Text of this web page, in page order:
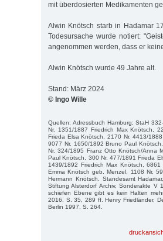
mit überdosierten Medikamenten
Alwin Knötsch starb in Hadamar
Todesursache wurde notiert:
angenommen werden, dass er
Alwin Knötsch wurde 49 Jahre alt.
Stand: März 2024
© Ingo Wille
Quellen: Adressbuch Hamburg; StaH
Nr. 1351/1887 Friedrich Max Knötsch,
Frieda Elsa Knötsch, 2170 Nr. 4413/
9077 Nr. 1650/1892 Bruno Paul
Nr. 324/1895 Franz Otto Knötsch/Anna
Paul Knötsch, 300 Nr. 477/1891 Frieda
1439/1892 Friedrich Max Knötsch,
Emma Knötsch geb. Menzel, 1108 Nr.
Hermann Knötsch. Standesamt
Stiftung Alsterdorf Archiv, Sonderakte V
schiefen Ebene gibt es kein Halten
2016, S. 35, 289 ff. Henry Friedländer,
Berlin 1997, S. 264.